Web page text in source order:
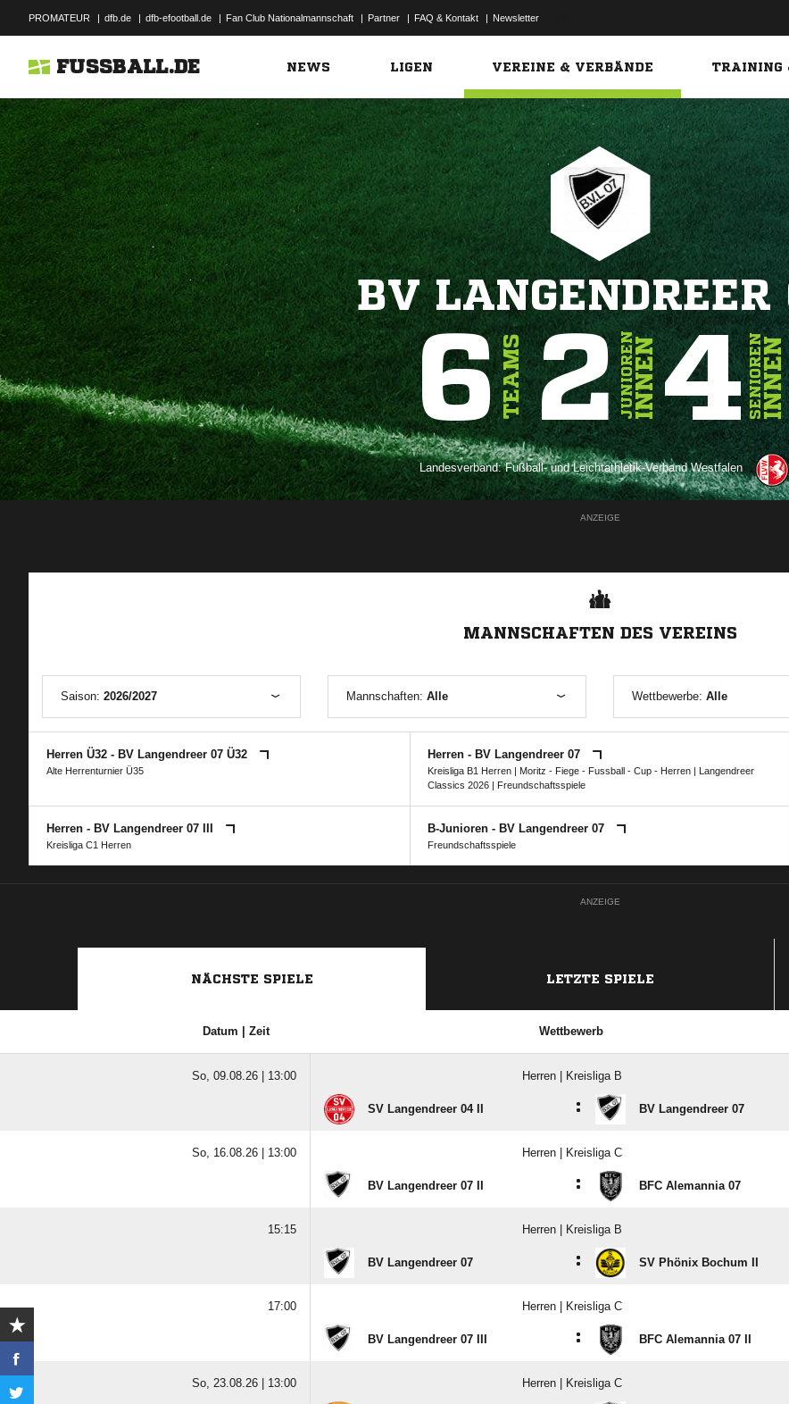
PROMATEUR | dfb.de | dfb-efootball.de | Fan Club Nationalmannschaft | Partner | FAQ & Kontakt | Newsletter
FUSSBALL.DE NEWS LIGEN VEREINE & VERBÄNDE TRAINING
BV LANGENDREER
6TEAMS2JUNIORENINNEN4SENIORENINNEN
Landesverband:Fußball- und Leichtathletik-Verband Westfalen
ANZEIGE
MANNSCHAFTEN DES VEREINS
Saison: 2026/2027 Mannschaften: Alle Wettbewerbe: Alle
Herren Ü32 - BV Langendreer 07 Ü32
Alte Herrenturnier Ü35
Herren - BV Langendreer 07
Kreisliga B1 Herren| Moritz - Fiege - Fussball - Cup - Herren| Langendreer
Classics 2026| Freundschaftsspiele
Herren - BV Langendreer 07 III
Kreisliga C1 Herren
B-Junioren - BV Langendreer 07
Freundschaftsspiele
ANZEIGE
NÄCHSTE SPIELE LETZTE SPIELE
Datum | Zeit Wettbewerb
So, 09.08.26 | 13:00 Herren | Kreisliga B
SV Langendreer 04 II : BV Langendreer 07
So, 16.08.26 | 13:00 Herren | Kreisliga C
BV Langendreer 07 II : BFC Alemannia 07
15:15 Herren | Kreisliga B
BV Langendreer 07 : SV Phönix Bochum II
17:00 Herren | Kreisliga C
BV Langendreer 07 III : BFC Alemannia 07 II
So, 23.08.26 | 13:00 Herren | Kreisliga C